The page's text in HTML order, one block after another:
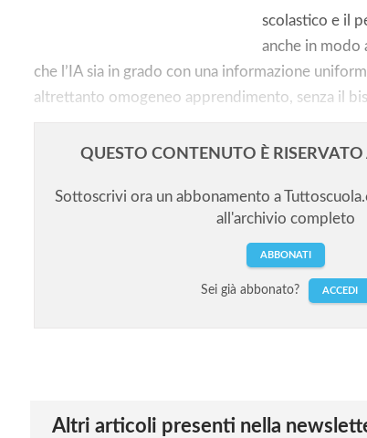
scolastico e il
anche in modo
che l’IA sia in grado con una informazione
altrettanto omogeneo apprendimento, senza il
QUESTO CONTENUTO È
Sottoscrivi ora un abbonamento a
all'archivio completo
ABBONATI
Sei già abbonato? ACCEDI
Altri articoli presenti nella